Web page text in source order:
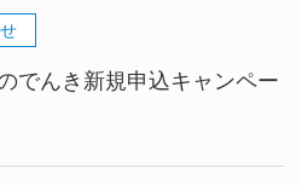
でんき新規申込キャンペー